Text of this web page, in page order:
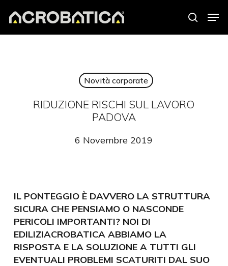
main
Novità corporate
RIDUZIONE RISCHI SUL LAVORO
PADOVA
6 Novembre 2019
IL PONTEGGIO È DAVVERO LA STRUTTURA
SICURA CHE PENSIAMO O NASCONDE
PERICOLI IMPORTANTI? NOI DI
EDILIZIACROBATICA ABBIAMO LA
RISPOSTA E LA SOLUZIONE A TUTTI GLI
EVENTUALI PROBLEMI SCATURITI DAL SUO